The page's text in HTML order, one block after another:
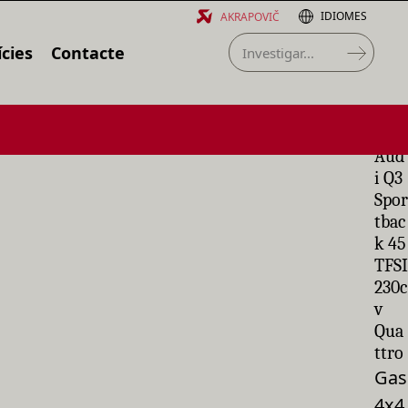
Contacte
IDIOMES
AKRAPOVIČ
Aud
i Q3
Spor
tbac
k 45
TFSI
230c
v
Qua
ttro